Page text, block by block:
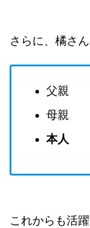
さらに、橘さ
父親
母親
本人
これからも活